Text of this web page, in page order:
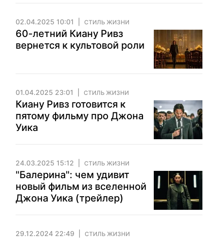
02.04.2025 10:01 СТИЛЬ ЖИЗНИ
60-летний Киану Ривз
вернется к культовой роли
01.04.2025 23:01 СТИЛЬ ЖИЗНИ
Киану Ривз готовится к
пятому фильму про Джона
Уика
24.03.2025 15:12 СТИЛЬ ЖИЗНИ
"Балерина": чем удивит
новый фильм из вселенной
Джона Уика (трейлер)
29.12.2024 22:49 СТИЛЬ ЖИЗНИ